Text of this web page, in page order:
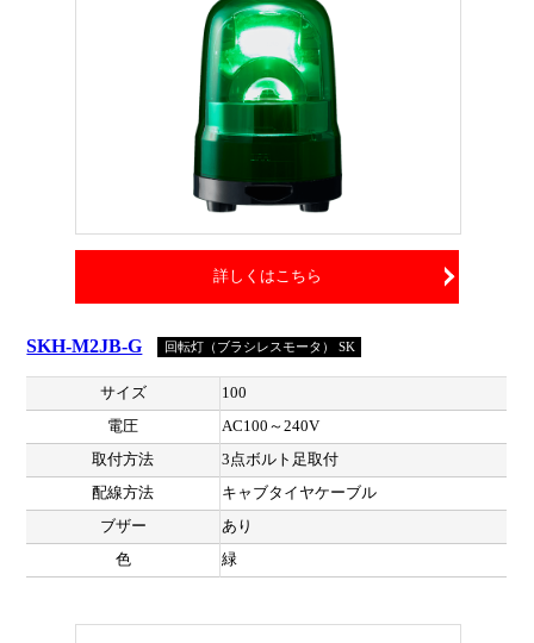
詳しくはこちら
SKH-M2JB-G 回転灯（ブラシレスモータ） SK
サイズ
100
電圧
AC100～240V
取付方法
3点ボルト足取付
配線方法
キャブタイヤケーブル
ブザー
あり
色
緑